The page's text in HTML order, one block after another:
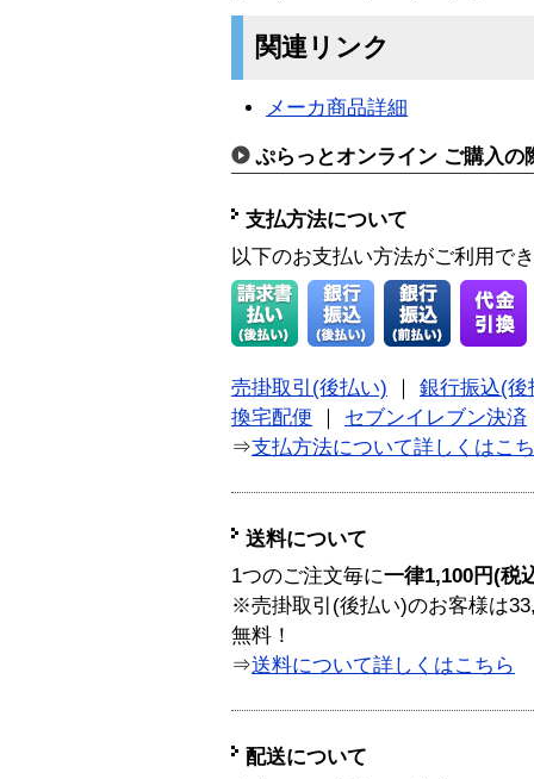
関連リンク
メーカ商品詳細
ぷらっとオンライン ご購入の
支払方法について
以下のお支払い方法がご利用で
売掛取引(後払い)
銀行振込(後
換宅配便
セブンイレブン決済
⇒支払方法について詳しくはこ
送料について
1つのご注文毎に一律1,100円(税
※売掛取引(後払い)のお客様は
無料！
⇒送料について詳しくはこちら
配送について